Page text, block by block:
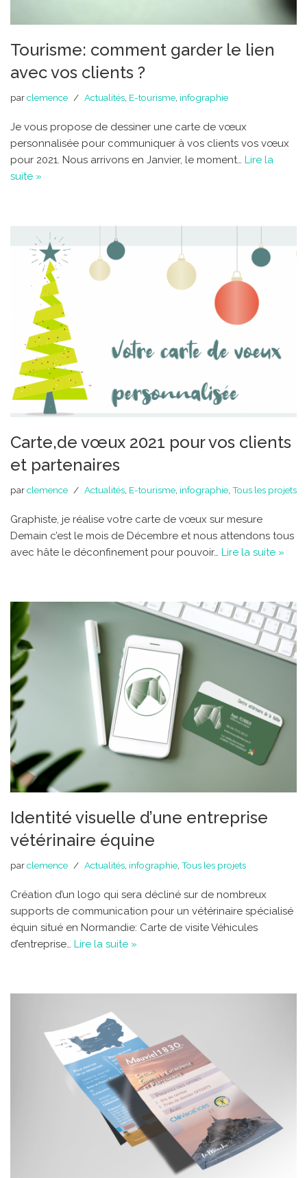
Tourisme: comment garder le lien
avec vos clients ?
parclemence Actualités E-tourisme infographie
Je vous propose de dessiner une carte de vœux
personnalisée pour communiquer à vos clients vos vœux
pour 2021. Nous arrivons en Janvier, le moment… Lire la
suite »
Carte,de vœux 2021 pour vos clients
et partenaires
parclemence Actualités E-tourisme infographie Tous les projets
Graphiste, je réalise votre carte de vœux sur mesure
Demain c’est le mois de Décembre et nous attendons tous
avec hâte le déconfinement pour pouvoir… Lire la suite »
Identité visuelle d’une entreprise
vétérinaire équine
parclemence Actualités, infographie, Tous les projets
Création d’un logo qui sera décliné sur de nombreux
supports de communication pour un vétérinaire spécialisé
équin situé en Normandie: Carte de visite Véhicules
d’entreprise… Lire la suite »